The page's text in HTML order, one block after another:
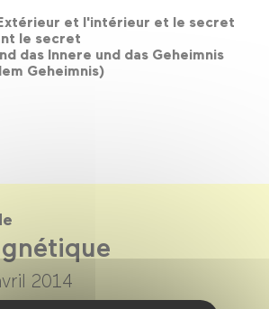
et l'intérieur et le secret
le secret
das Innere und das Geheimnis
Geheimnis)
2014